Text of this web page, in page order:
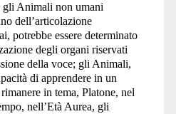
gli Animali non umani
dell’articolazione
potrebbe essere determinato
degli organi riservati
della voce; gli Animali,
di apprendere in un
in tema, Platone, nel
nell’Età Aurea, gli